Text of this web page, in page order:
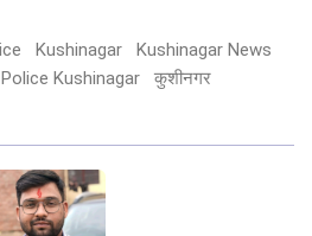
Kushinagar
Kushinagar News
Police Kushinagar
कुशीनगर